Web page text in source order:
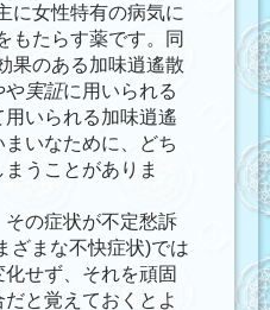
に女性特有の病気に
もたらす薬です。同
果のある加味逍遙散
や実証に用いられる
用いられる加味逍遙
いなために、どち
うことがありま
の症状が不定愁訴
ざまな不快症状)では
せず、それを頑固
と覚えておくとよ